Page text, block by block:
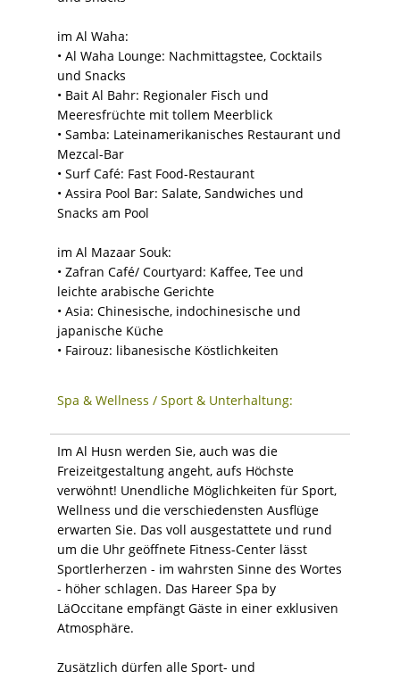
im Al Waha:
• Al Waha Lounge: Nachmittagstee, Cocktails
und Snacks
• Bait Al Bahr: Regionaler Fisch und
Meeresfrüchte mit tollem Meerblick
• Samba: Lateinamerikanisches Restaurant und
Mezcal-Bar
• Surf Café: Fast Food-Restaurant
• Assira Pool Bar: Salate, Sandwiches und
Snacks am Pool
im Al Mazaar Souk:
• Zafran Café/ Courtyard: Kaffee, Tee und
leichte arabische Gerichte
• Asia: Chinesische, indochinesische und
japanische Küche
• Fairouz: libanesische Köstlichkeiten
Spa & Wellness / Sport & Unterhaltung:
Im Al Husn werden Sie, auch was die
Freizeitgestaltung angeht, aufs Höchste
verwöhnt! Unendliche Möglichkeiten für Sport,
Wellness und die verschiedensten Ausflüge
erwarten Sie. Das voll ausgestattete und rund
um die Uhr geöffnete Fitness-Center lässt
Sportlerherzen - im wahrsten Sinne des Wortes
- höher schlagen. Das Hareer Spa by
LäOccitane empfängt Gäste in einer exklusiven
Atmosphäre.
Zusätzlich dürfen alle Sport- und